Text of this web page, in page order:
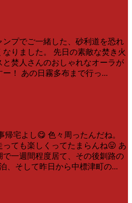
ンプでご一緒した、砂利道を恐れ
りました。 先日の素敵な焚き火
と焚人さんのおしゃれなオーラが
！ あの日霧多布まで行っ...
帰宅よし😋 色々周ったんだね。
っても楽しくってたまらんね😛 あ
で一週間程度居て、その後釧路の
、そして昨日から中標津町の...